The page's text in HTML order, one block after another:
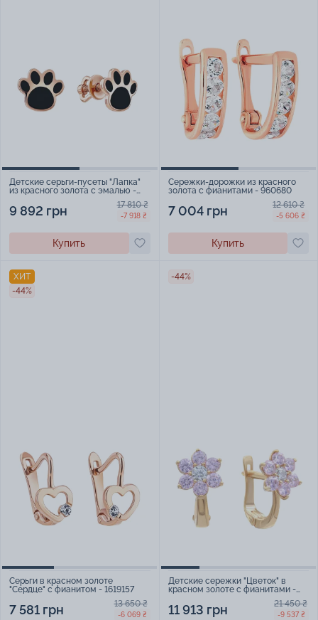
Детские серьги-пусеты "Лапка"
из красного золота с эмалью -
9 892 грн 17 810 ₴
-7 918 ₴
Купить
Сережки-дорожки из красного
золота с фианитами - 960680
7 004 грн 12 610 ₴
-5 606 ₴
Купить
ХИТ
-44%
Серьги в красном золоте
"Сердце" с фианитом - 1619157
7 581 грн 13 650 ₴
-6 069 ₴
-44%
Детские сережки "Цветок" в
красном золоте с фианитами -
11 913 грн 21 450 ₴
-9 537 ₴